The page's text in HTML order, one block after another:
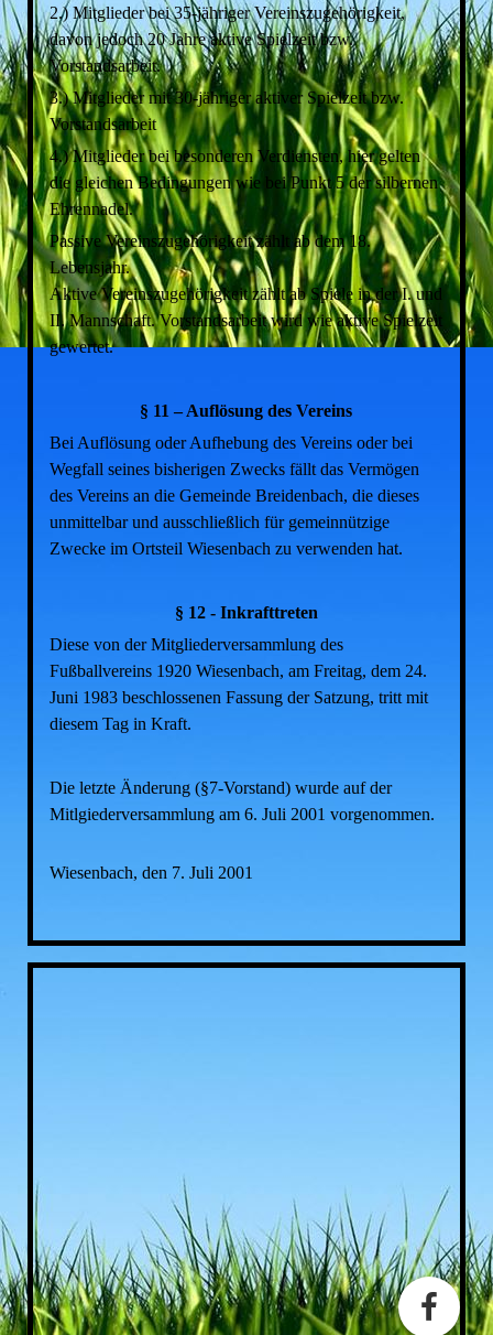
2.) Mitglieder bei 35-jähriger Vereinszugehörigkeit,
davon jedoch 20 Jahre aktive Spielzeit bzw.
Vorstandsarbeit.
3.) Mitglieder mit 30-jähriger aktiver Spielzeit bzw.
Vorstandsarbeit
4.) Mitglieder bei besonderen Verdiensten, hier gelten
die gleichen Bedingungen wie bei Punkt 5 der silbernen
Ehrennadel.
Passive Vereinszugehörigkeit zählt ab dem 18.
Lebensjahr.
Aktive Vereinszugehörigkeit zählt ab Spiele in der I. und
II. Mannschaft. Vorstandsarbeit wird wie aktive Spielzeit
gewertet.
§ 11 – Auflösung des Vereins
Bei Auflösung oder Aufhebung des Vereins oder bei
Wegfall seines bisherigen Zwecks fällt das Vermögen
des Vereins an die Gemeinde Breidenbach, die dieses
unmittelbar und ausschließlich für gemeinnützige
Zwecke im Ortsteil Wiesenbach zu verwenden hat.
§ 12 - Inkrafttreten
Diese von der Mitgliederversammlung des
Fußballvereins 1920 Wiesenbach, am Freitag, dem 24.
Juni 1983 beschlossenen Fassung der Satzung, tritt mit
diesem Tag in Kraft.
Die letzte Änderung (§7-Vorstand) wurde auf der
Mitlgiederversammlung am 6. Juli 2001 vorgenommen.
Wiesenbach, den 7. Juli 2001